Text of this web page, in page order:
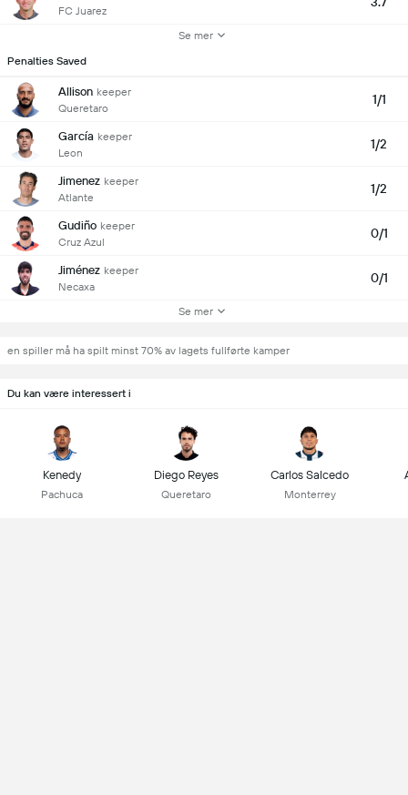
FC Juarez
Se mer
Penalties Saved
Allison keeper
Queretaro
1/1
García keeper
Leon
1/2
Jimenez keeper
Atlante
1/2
Gudiño keeper
Cruz Azul
0/1
Jiménez keeper
Necaxa
0/1
Se mer
en spiller må ha spilt minst 70% av lagets fullførte kamper
Du kan være interessert i
Kenedy
Pachuca
Diego Reyes
Queretaro
Carlos Salcedo
Monterrey